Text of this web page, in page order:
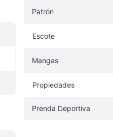
Patrón
Escote
Mangas
Propiedades
Prenda Deportiva